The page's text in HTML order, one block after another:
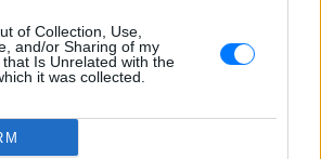
of Collection, Use,
and/or Sharing of my
Is Unrelated with the
it was collected.
Η παραγωγός ραδιοφώνου ανάρτησε
story στο Instagram για να διαψεύσει όσα
κυκλοφορούν για την ερωτική της ζωή
Το μαροκινό χωριό που έγινε